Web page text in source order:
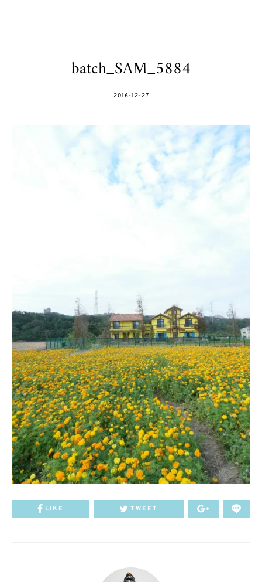
batch_SAM_5884
POSTED
2016-12-27
LIKE TWEET